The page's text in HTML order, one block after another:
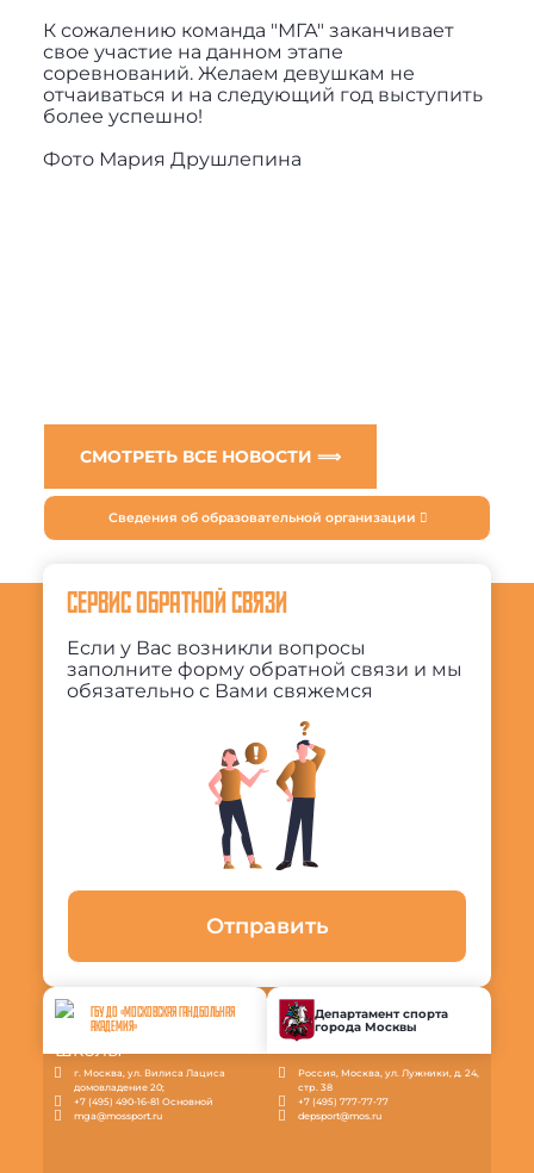
К сожалению команда "МГА" заканчивает
свое участие на данном этапе
соревнований. Желаем девушкам не
отчаиваться и на следующий год выступить
более успешно!
Фото Мария Друшлепина
СМОТРЕТЬ ВСЕ НОВОСТИ ⟹
Сведения об образовательной организации
СЕРВИС ОБРАТНОЙ СВЯЗИ
Если у Вас возникли вопросы
заполните форму обратной связи и мы
обязательно с Вами свяжемся
Отправить
ГБУ ДО «МОСКОВСКАЯ ГАНДБОЛЬНАЯ
АКАДЕМИЯ»
г. Москва, ул. Вилиса Лациса
домовладение 20;
+7 (495) 490-16-81 Основной
mga@mossport.ru
Департамент спорта
города Москвы
Россия, Москва, ул. Лужники, д. 24,
стр. 38
+7 (495) 777-77-77
depsport@mos.ru